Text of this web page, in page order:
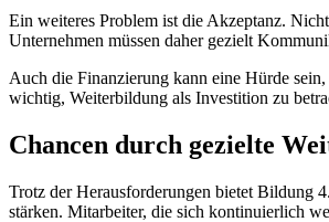
Ein weiteres Problem ist die Akzeptanz.
Unternehmen müssen daher gezielt
Auch die Finanzierung kann eine Hürde
wichtig, Weiterbildung als Investition zu
Chancen durch gezielte
Trotz der Herausforderungen bietet Bildung
stärken. Mitarbeiter, die sich kontinuierlich